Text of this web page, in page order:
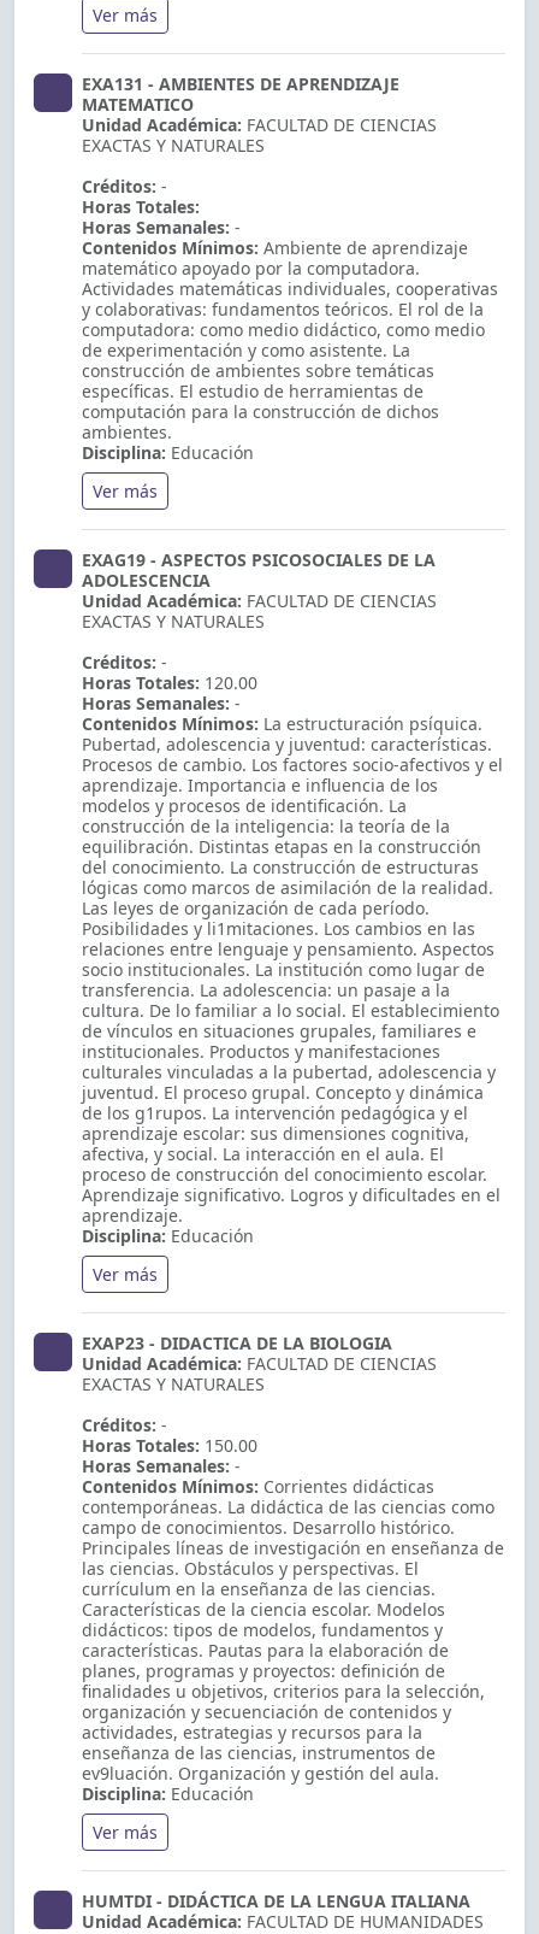
Ver más
EXA131 - AMBIENTES DE APRENDIZAJE
MATEMATICO
Unidad Académica: FACULTAD DE CIENCIAS
EXACTAS Y NATURALES
Créditos: -
Horas Totales:
Horas Semanales: -
Contenidos Mínimos: Ambiente de aprendizaje
matemático apoyado por la computadora.
Actividades matemáticas individuales, cooperativas
y colaborativas: fundamentos teóricos. El rol de la
computadora: como medio didáctico, como medio
de experimentación y como asistente. La
construcción de ambientes sobre temáticas
específicas. El estudio de herramientas de
computación para la construcción de dichos
ambientes.
Disciplina: Educación
Ver más
EXAG19 - ASPECTOS PSICOSOCIALES DE LA
ADOLESCENCIA
Unidad Académica: FACULTAD DE CIENCIAS
EXACTAS Y NATURALES
Créditos: -
Horas Totales: 120.00
Horas Semanales: -
Contenidos Mínimos: La estructuración psíquica.
Pubertad, adolescencia y juventud: características.
Procesos de cambio. Los factores socio-afectivos y el
aprendizaje. Importancia e influencia de los
modelos y procesos de identificación. La
construcción de la inteligencia: la teoría de la
equilibración. Distintas etapas en la construcción
del conocimiento. La construcción de estructuras
lógicas como marcos de asimilación de la realidad.
Las leyes de organización de cada período.
Posibilidades y li1mitaciones. Los cambios en las
relaciones entre lenguaje y pensamiento. Aspectos
socio­ institucionales. La institución como lugar de
transferencia. La adolescencia: un pasaje a la
cultura. De lo familiar a lo social. El establecimiento
de vínculos en situaciones grupales, familiares e
institucionales. Productos y manifestaciones
culturales vinculadas a la pubertad, adolescencia y
juventud. El proceso grupal. Concepto y dinámica
de los g1rupos. La intervención pedagógica y el
aprendizaje escolar: sus dimensiones cognitiva,
afectiva, y social. La interacción en el aula. El
proceso de construcción del conocimiento escolar.
Aprendizaje significativo. Logros y dificultades en el
aprendizaje.
Disciplina: Educación
Ver más
EXAP23 - DIDACTICA DE LA BIOLOGIA
Unidad Académica: FACULTAD DE CIENCIAS
EXACTAS Y NATURALES
Créditos: -
Horas Totales: 150.00
Horas Semanales: -
Contenidos Mínimos: Corrientes didácticas
contemporáneas. La didáctica de las ciencias como
campo de conocimientos. Desarrollo histórico.
Principales líneas de investigación en enseñanza de
las ciencias. Obstáculos y perspectivas. El
currículum en la enseñanza de las ciencias.
Características de la ciencia escolar. Modelos
didácticos: tipos de modelos, fundamentos y
características. Pautas para la elaboración de
planes, programas y proyectos: definición de
finalidades u objetivos, criterios para la selección,
organización y secuenciación de contenidos y
actividades, estrategias y recursos para la
enseñanza de las ciencias, instrumentos de
ev9luación. Organización y gestión del aula.
Disciplina: Educación
Ver más
HUMTDI - DIDÁCTICA DE LA LENGUA ITALIANA
Unidad Académica: FACULTAD DE HUMANIDADES